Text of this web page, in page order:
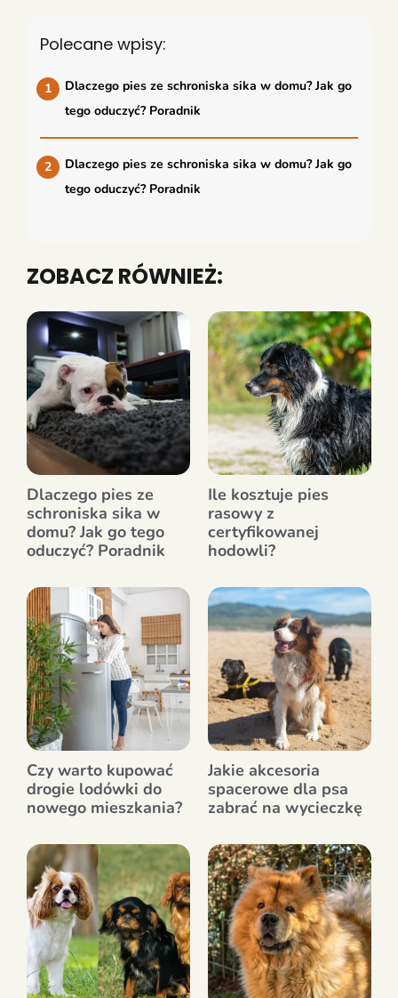
Polecane wpisy:
Dlaczego pies ze schroniska sika w domu? Jak go
tego oduczyć? Poradnik
Dlaczego pies ze schroniska sika w domu? Jak go
tego oduczyć? Poradnik
ZOBACZ RÓWNIEŻ:
Dlaczego pies ze
schroniska sika w
domu? Jak go tego
oduczyć? Poradnik
Ile kosztuje pies
rasowy z
certyfikowanej
hodowli?
Czy warto kupować
drogie lodówki do
nowego mieszkania?
Jakie akcesoria
spacerowe dla psa
zabrać na wycieczkę